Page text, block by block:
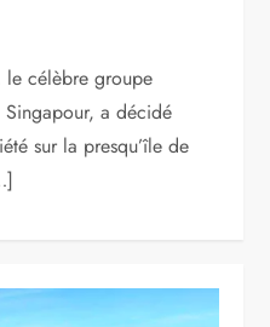
le célèbre groupe
Singapour, a décidé
sur la presqu’île de